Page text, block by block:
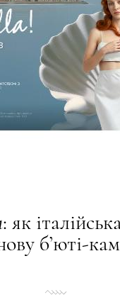
: як
б’юті-